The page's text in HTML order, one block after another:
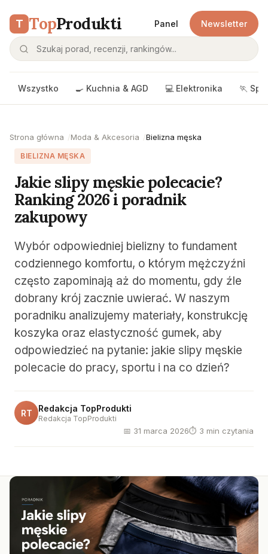
T TopProdukti Panel Newsletter
Wszystko 🍳 Kuchnia & AGD 💻 Elektronika 🏃
Strona główna Moda & Akcesoria Bielizna męska
BIELIZNA MĘSKA
Jakie slipy męskie polecacie?
Ranking 2026 i poradnik
zakupowy
Wybór odpowiedniej bielizny to fundament
codziennego komfortu, o którym mężczyźni
często zapominają aż do momentu, gdy źle
dobrany krój zacznie uwierać. W naszym
poradniku analizujemy materiały, konstrukcję
koszyka oraz elastyczność gumek, aby
odpowiedzieć na pytanie: jakie slipy męskie
polecacie do pracy, sportu i na co dzień?
RT Redakcja TopProdukti
Redakcja TopProdukti
📅 31 marca 2026⏱ 3 min czytania